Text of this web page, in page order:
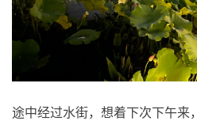
途中经过水街，想着下次下午来